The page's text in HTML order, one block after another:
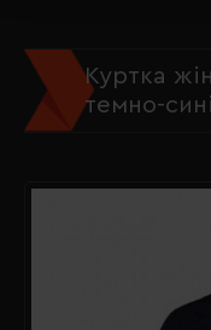
Куртка
темно-